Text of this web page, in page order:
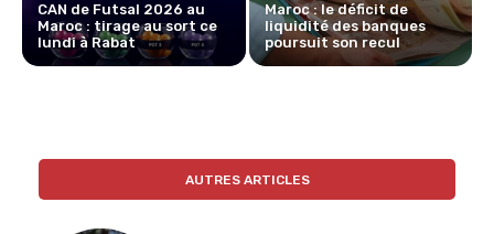
CAN de Futsal 2026 au
Maroc : tirage au sort ce
lundi à Rabat
Maroc : le déficit de
liquidité des banques
poursuit son recul
AUTRES ARTICLES